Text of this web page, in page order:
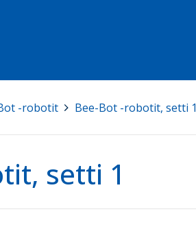
-robotit Bee-Bot -robotit, setti 1
setti 1